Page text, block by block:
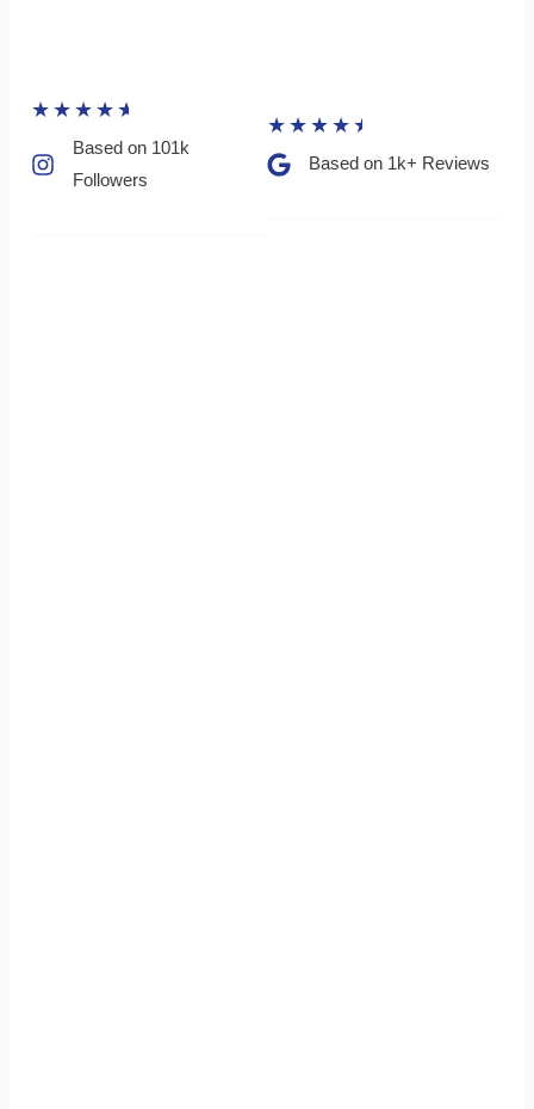
★ ★ ★ ★ ★
Based on 101k
Followers​
★ ★ ★ ★ ★
Based on 1k+ Reviews​